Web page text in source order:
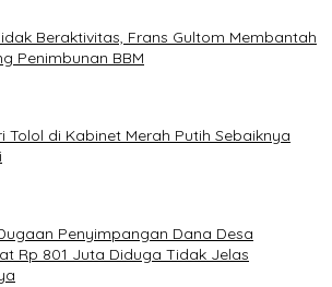
Beraktivitas, Frans Gultom Membantah
Penimbunan BBM
Tolol di Kabinet Merah Putih Sebaiknya
Penyimpangan Dana Desa
Rp 801 Juta Diduga Tidak Jelas